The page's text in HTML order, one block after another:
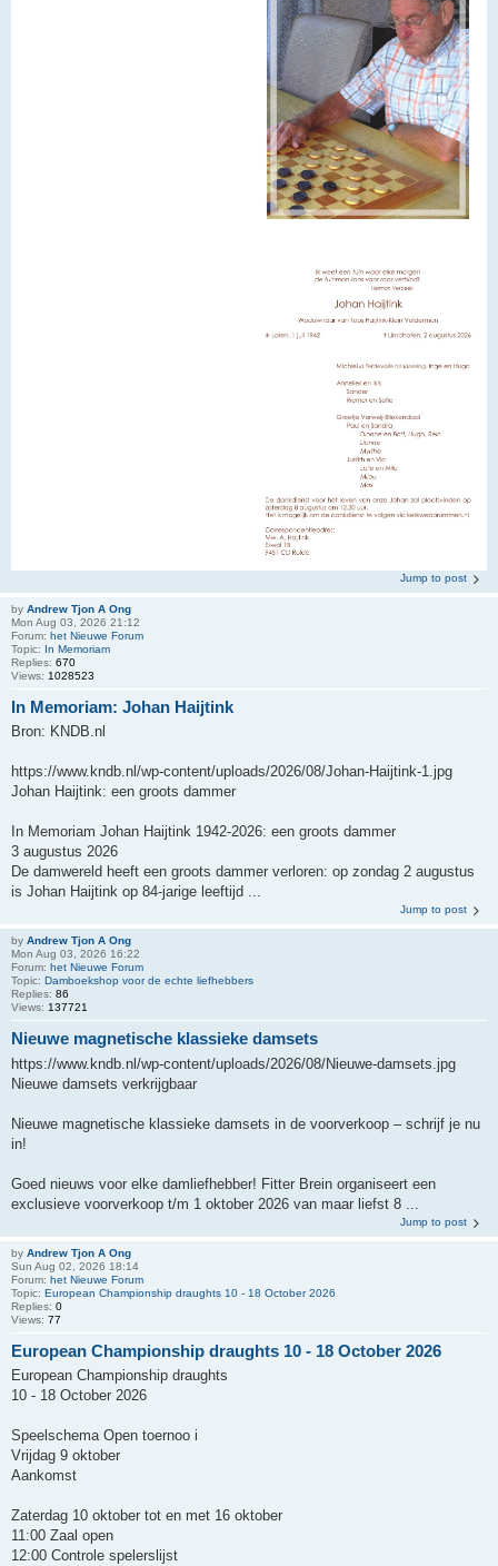
Jump to post
by Andrew Tjon A Ong
Mon Aug 03, 2026 21:12
Forum: het Nieuwe Forum
Topic: In Memoriam
Replies: 670
Views: 1028523
In Memoriam: Johan Haijtink
Bron: KNDB.nl
https://www.kndb.nl/wp-content/uploads/2026/08/Johan-Haijtink-1.jpg
Johan Haijtink: een groots dammer
In Memoriam Johan Haijtink 1942-2026: een groots dammer
3 augustus 2026
De damwereld heeft een groots dammer verloren: op zondag 2 augustus
is Johan Haijtink op 84-jarige leeftijd ...
Jump to post
by Andrew Tjon A Ong
Mon Aug 03, 2026 16:22
Forum: het Nieuwe Forum
Topic: Damboekshop voor de echte liefhebbers
Replies: 86
Views: 137721
Nieuwe magnetische klassieke damsets
https://www.kndb.nl/wp-content/uploads/2026/08/Nieuwe-damsets.jpg
Nieuwe damsets verkrijgbaar
Nieuwe magnetische klassieke damsets in de voorverkoop – schrijf je nu
in!
Goed nieuws voor elke damliefhebber! Fitter Brein organiseert een
exclusieve voorverkoop t/m 1 oktober 2026 van maar liefst 8 ...
Jump to post
by Andrew Tjon A Ong
Sun Aug 02, 2026 18:14
Forum: het Nieuwe Forum
Topic: European Championship draughts 10 - 18 October 2026
Replies: 0
Views: 77
European Championship draughts 10 - 18 October 2026
European Championship draughts
10 - 18 October 2026
Speelschema Open toernoo i
Vrijdag 9 oktober
Aankomst
Zaterdag 10 oktober tot en met 16 oktober
11:00 Zaal open
12:00 Controle spelerslijst